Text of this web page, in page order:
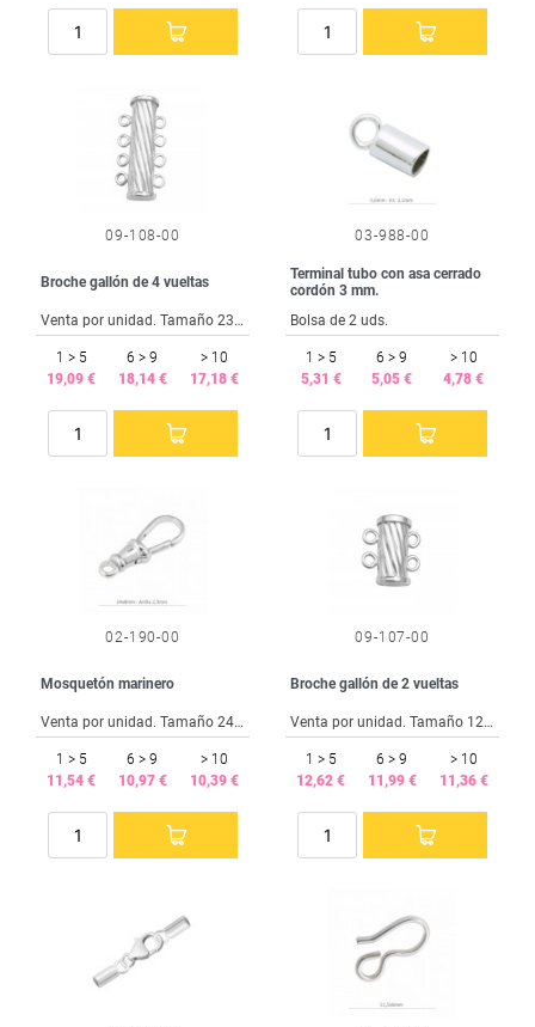
09-108-00
Broche gallón de 4 vueltas
Venta por unidad. Tamaño 23x6 mm.
1 > 5
19,09 €
6 > 9
18,14 €
> 10
17,18 €
03-988-00
Terminal tubo con asa cerrado
cordón 3 mm.
Bolsa de 2 uds.
1 > 5
5,31 €
6 > 9
5,05 €
> 10
4,78 €
02-190-00
Mosquetón marinero
Venta por unidad. Tamaño 24x8 mm.
1 > 5
11,54 €
6 > 9
10,97 €
> 10
10,39 €
09-107-00
Broche gallón de 2 vueltas
Venta por unidad. Tamaño 12,8x6 mm.
1 > 5
12,62 €
6 > 9
11,99 €
> 10
11,36 €